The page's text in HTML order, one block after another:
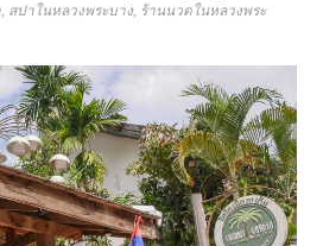
สปาในหลวงพระบาง, ร้านนวดในหลวงพระ